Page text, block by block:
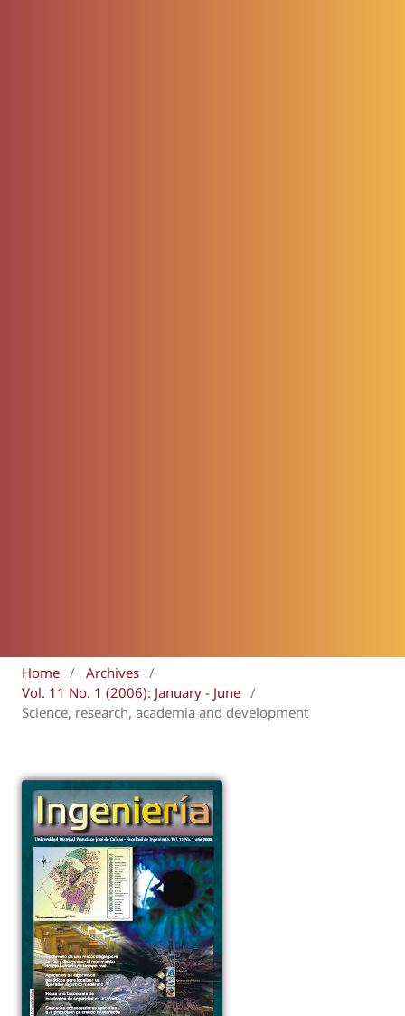
Home / Archives /
Vol. 11 No. 1 (2006): January - June /
Science, research, academia and development